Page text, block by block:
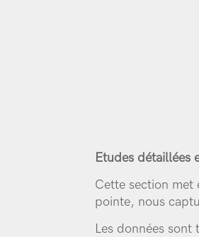
Etudes détaillées
Cette section met
pointe, nous
Les données